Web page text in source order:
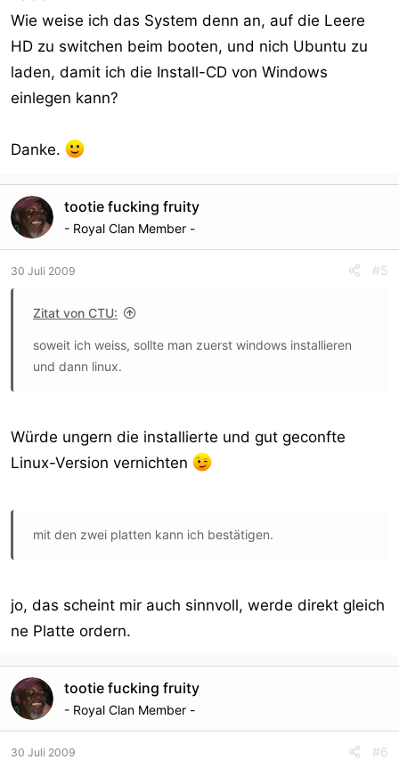
Wie weise ich das System denn an, auf die Leere
HD zu switchen beim booten, und nich Ubuntu zu
laden, damit ich die Install-CD von Windows
einlegen kann?
Danke.
tootie fucking fruity
- Royal Clan Member -
30 Juli 2009 #5
Zitat von CTU:
soweit ich weiss, sollte man zuerst windows installieren
und dann linux.
Würde ungern die installierte und gut geconfte
Linux-Version vernichten
mit den zwei platten kann ich bestätigen.
jo, das scheint mir auch sinnvoll, werde direkt gleich
ne Platte ordern.
tootie fucking fruity
- Royal Clan Member -
30 Juli 2009 #6